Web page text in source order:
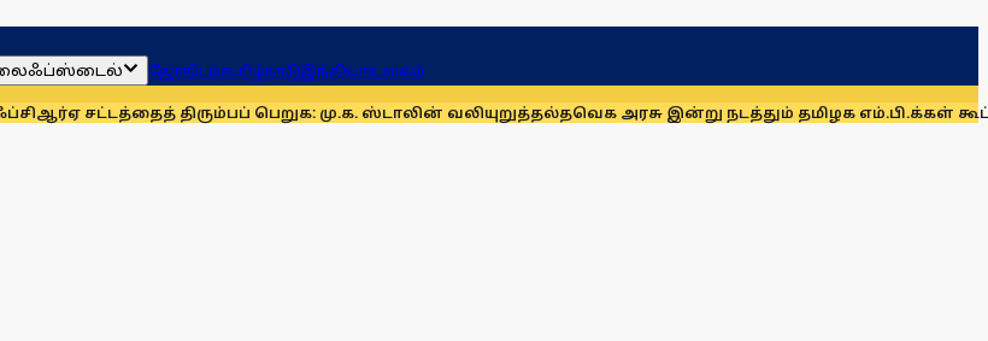
ஜோதிடம்தமிழ்நாடுஇந்தியாஉலகம்
திரும்பப் பெறுக: மு.க. ஸ்டாலின் வலியுறுத்தல்தவெக அரசு இன்று நடத்தும் தமிழக எம்.பி.க்கள் கூட்டத்தில்